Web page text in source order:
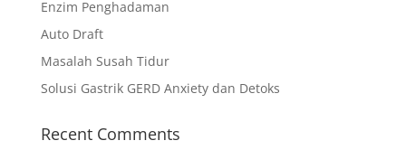
Enzim Penghadaman
Auto Draft
Masalah Susah Tidur
Solusi Gastrik GERD Anxiety dan Detoks
Recent Comments